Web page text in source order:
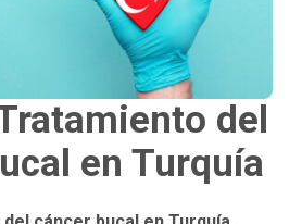
del
en Turquía